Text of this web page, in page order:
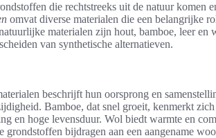
die rechtstreeks uit de natuur komen
omvat diverse materialen die een belangrijke
materialen zijn hout, bamboe, leer en
van synthetische alternatieven.
beschrijft hun oorsprong en
Bamboe, dat snel groeit, kenmerkt
en hoge levensduur. Wol biedt warmte en
grondstoffen bijdragen aan een aangename